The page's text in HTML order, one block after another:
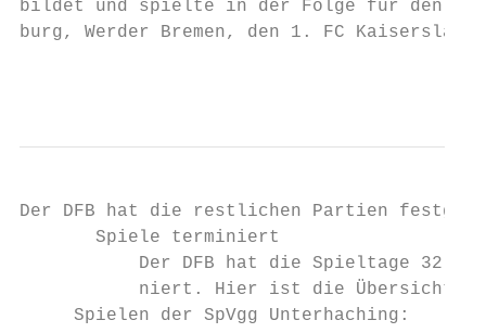
bildet und spielte in der Folge für den
burg, Werder Bremen, den 1. FC
Der DFB hat die restlichen Partien
       Spiele terminiert
Der DFB hat die Spieltage 32
niert. Hier ist die Übersicht
     Spielen der SpVgg Unterhaching: